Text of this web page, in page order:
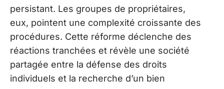
persistant. Les groupes de propriétaires,
eux, pointent une complexité croissante des
procédures. Cette réforme déclenche des
réactions tranchées et révèle une société
partagée entre la défense des droits
individuels et la recherche d’un bien